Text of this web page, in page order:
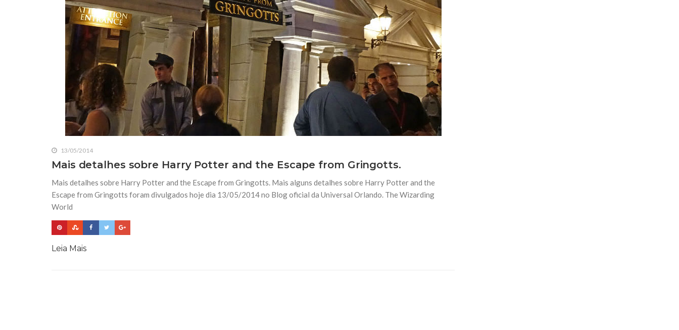
13/05/2014
Mais detalhes sobre Harry Potter and the Escape from Gringotts.
Mais detalhes sobre Harry Potter and the Escape from Gringotts. Mais alguns detalhes sobre Harry Potter and the
Escape from Gringotts foram divulgados hoje dia 13/05/2014 no Blog oficial da Universal Orlando. The Wizarding
World
Leia Mais